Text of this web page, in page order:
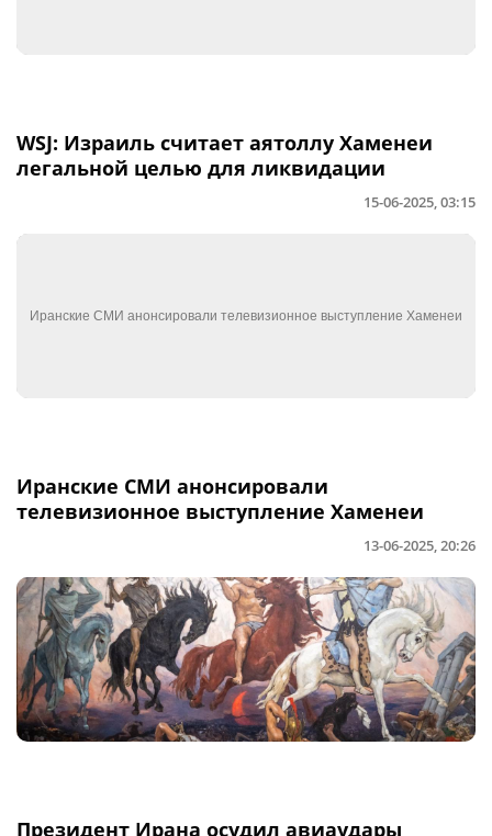
WSJ: Израиль считает аятоллу Хаменеи
легальной целью для ликвидации
15-06-2025, 03:15
Иранские СМИ анонсировали
телевизионное выступление Хаменеи
13-06-2025, 20:26
Президент Ирана осудил авиаудары